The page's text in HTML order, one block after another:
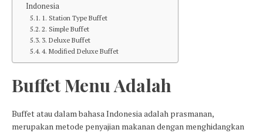
Indonesia
1. Station Type Buffet
2. Simple Buffet
3. Deluxe Buffet
4. Modified Deluxe Buffet
Buffet Menu Adalah
Buffet atau dalam bahasa Indonesia adalah prasmanan,
merupakan metode penyajian makanan dengan menghidangkan